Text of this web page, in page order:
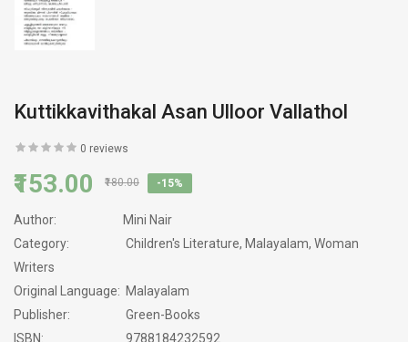
Kuttikkavithakal Asan Ulloor Vallathol
0 reviews
₹153.00 ₹180.00 -15%
Author:
Mini Nair
Category:
Children's Literature, Malayalam, Woman
Writers
Original Language: Malayalam
Publisher:
Green-Books
ISBN:
9788184232592